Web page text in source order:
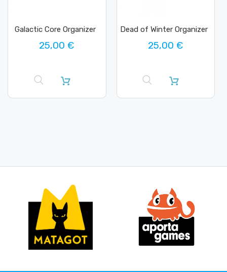
Galactic Core Organizer
25,00 €
Dead of Winter Organizer
25,00 €